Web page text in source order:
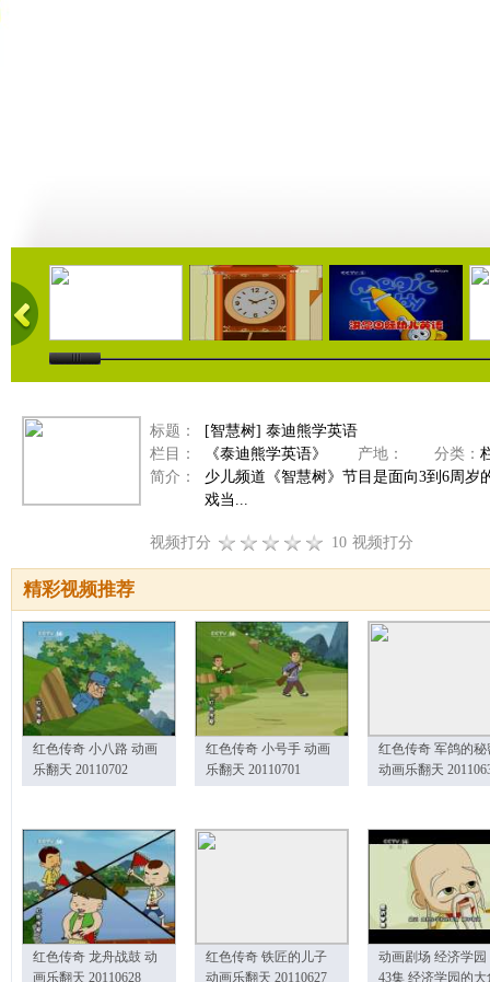
05:03 06:23 06:17
标题：
[智慧树] 泰迪熊学英语
栏目：
《泰迪熊学英语》 产地： 分类：
简介：
少儿频道《智慧树》节目是面向3到6周
戏当...
视频打分 10 视频打分
精彩视频推荐
红色传奇 小八路 动画
乐翻天 20110702
红色传奇 小号手 动画
乐翻天 20110701
红色传奇 军鸽的秘
动画乐翻天
红色传奇 龙舟战鼓 动
画乐翻天 20110628
红色传奇 铁匠的儿子
动画乐翻天 20110627
动画剧场 经济学园
43集 经济学园的大